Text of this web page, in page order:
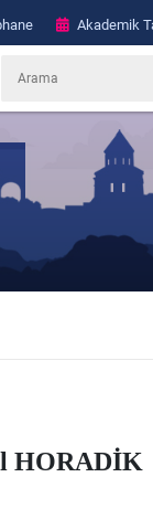
Akademik
HORADİK